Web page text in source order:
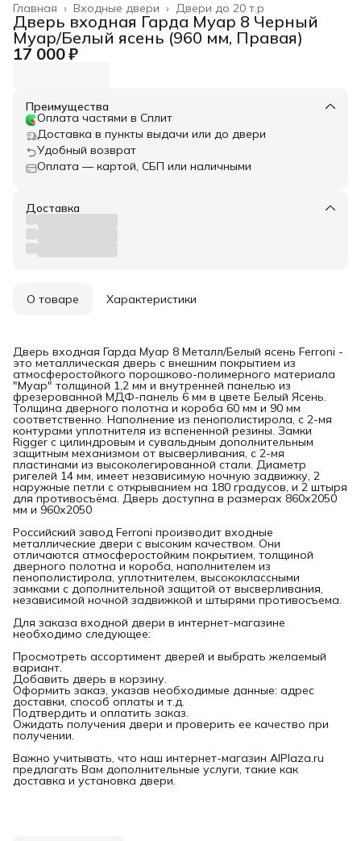
Двери до 20 т.р
Входные двери ›
Главная ›
Дверь входная Гарда Муар 8 Черный
Муар/Белый ясень (960 мм, Правая)
17 000 ₽
Преимущества
Оплата частями в Сплит
Доставка в пункты выдачи или до двери
Удобный возврат
Оплата — картой, СБП или наличными
Доставка
О товаре Характеристики
Дверь входная Гарда Муар 8 Металл/Белый ясень Ferroni -
это металлическая дверь с внешним покрытием из
атмосферостойкого порошково-полимерного материала
"Муар" толщиной 1,2 мм и внутренней панелью из
фрезерованной МДФ-панель 6 мм в цвете Белый Ясень.
Толщина дверного полотна и короба 60 мм и 90 мм
соответственно. Наполнение из пенополистирола, с 2-мя
контурами уплотнителя из вспененной резины. Замки
Rigger с цилиндровым и сувальдным дополнительным
защитным механизмом от высверливания, с 2-мя
пластинами из высоколегированной стали. Диаметр
ригелей 14 мм, имеет независимую ночную задвижку, 2
наружные петли с открыванием на 180 градусов, и 2 штыря
для противосъёма. Дверь доступна в размерах 860х2050
мм и 960х2050
Российский завод Ferroni производит входные
металлические двери с высоким качеством. Они
отличаются атмосферостойким покрытием, толщиной
дверного полотна и короба, наполнителем из
пенополистирола, уплотнителем, высококлассными
замками с дополнительной защитой от высверливания,
независимой ночной задвижкой и штырями противосъема.
Для заказа входной двери в интернет-магазине
необходимо следующее:
Просмотреть ассортимент дверей и выбрать желаемый
вариант.
Добавить дверь в корзину.
Оформить заказ, указав необходимые данные: адрес
доставки, способ оплаты и т.д.
Подтвердить и оплатить заказ.
Ожидать получения двери и проверить ее качество при
получении.
Важно учитывать, что наш интернет-магазин AlPlaza.ru
предлагать Вам дополнительные услуги, такие как
доставка и установка двери.